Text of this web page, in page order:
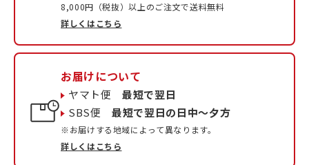
8,000円（税抜）以上のご注文で送料無料
詳しくはこちら
お届けについて
ヤマト便最短で翌日
SBS便最短で翌日の日中〜夕方
※お届けする地域によって異なります。
詳しくはこちら